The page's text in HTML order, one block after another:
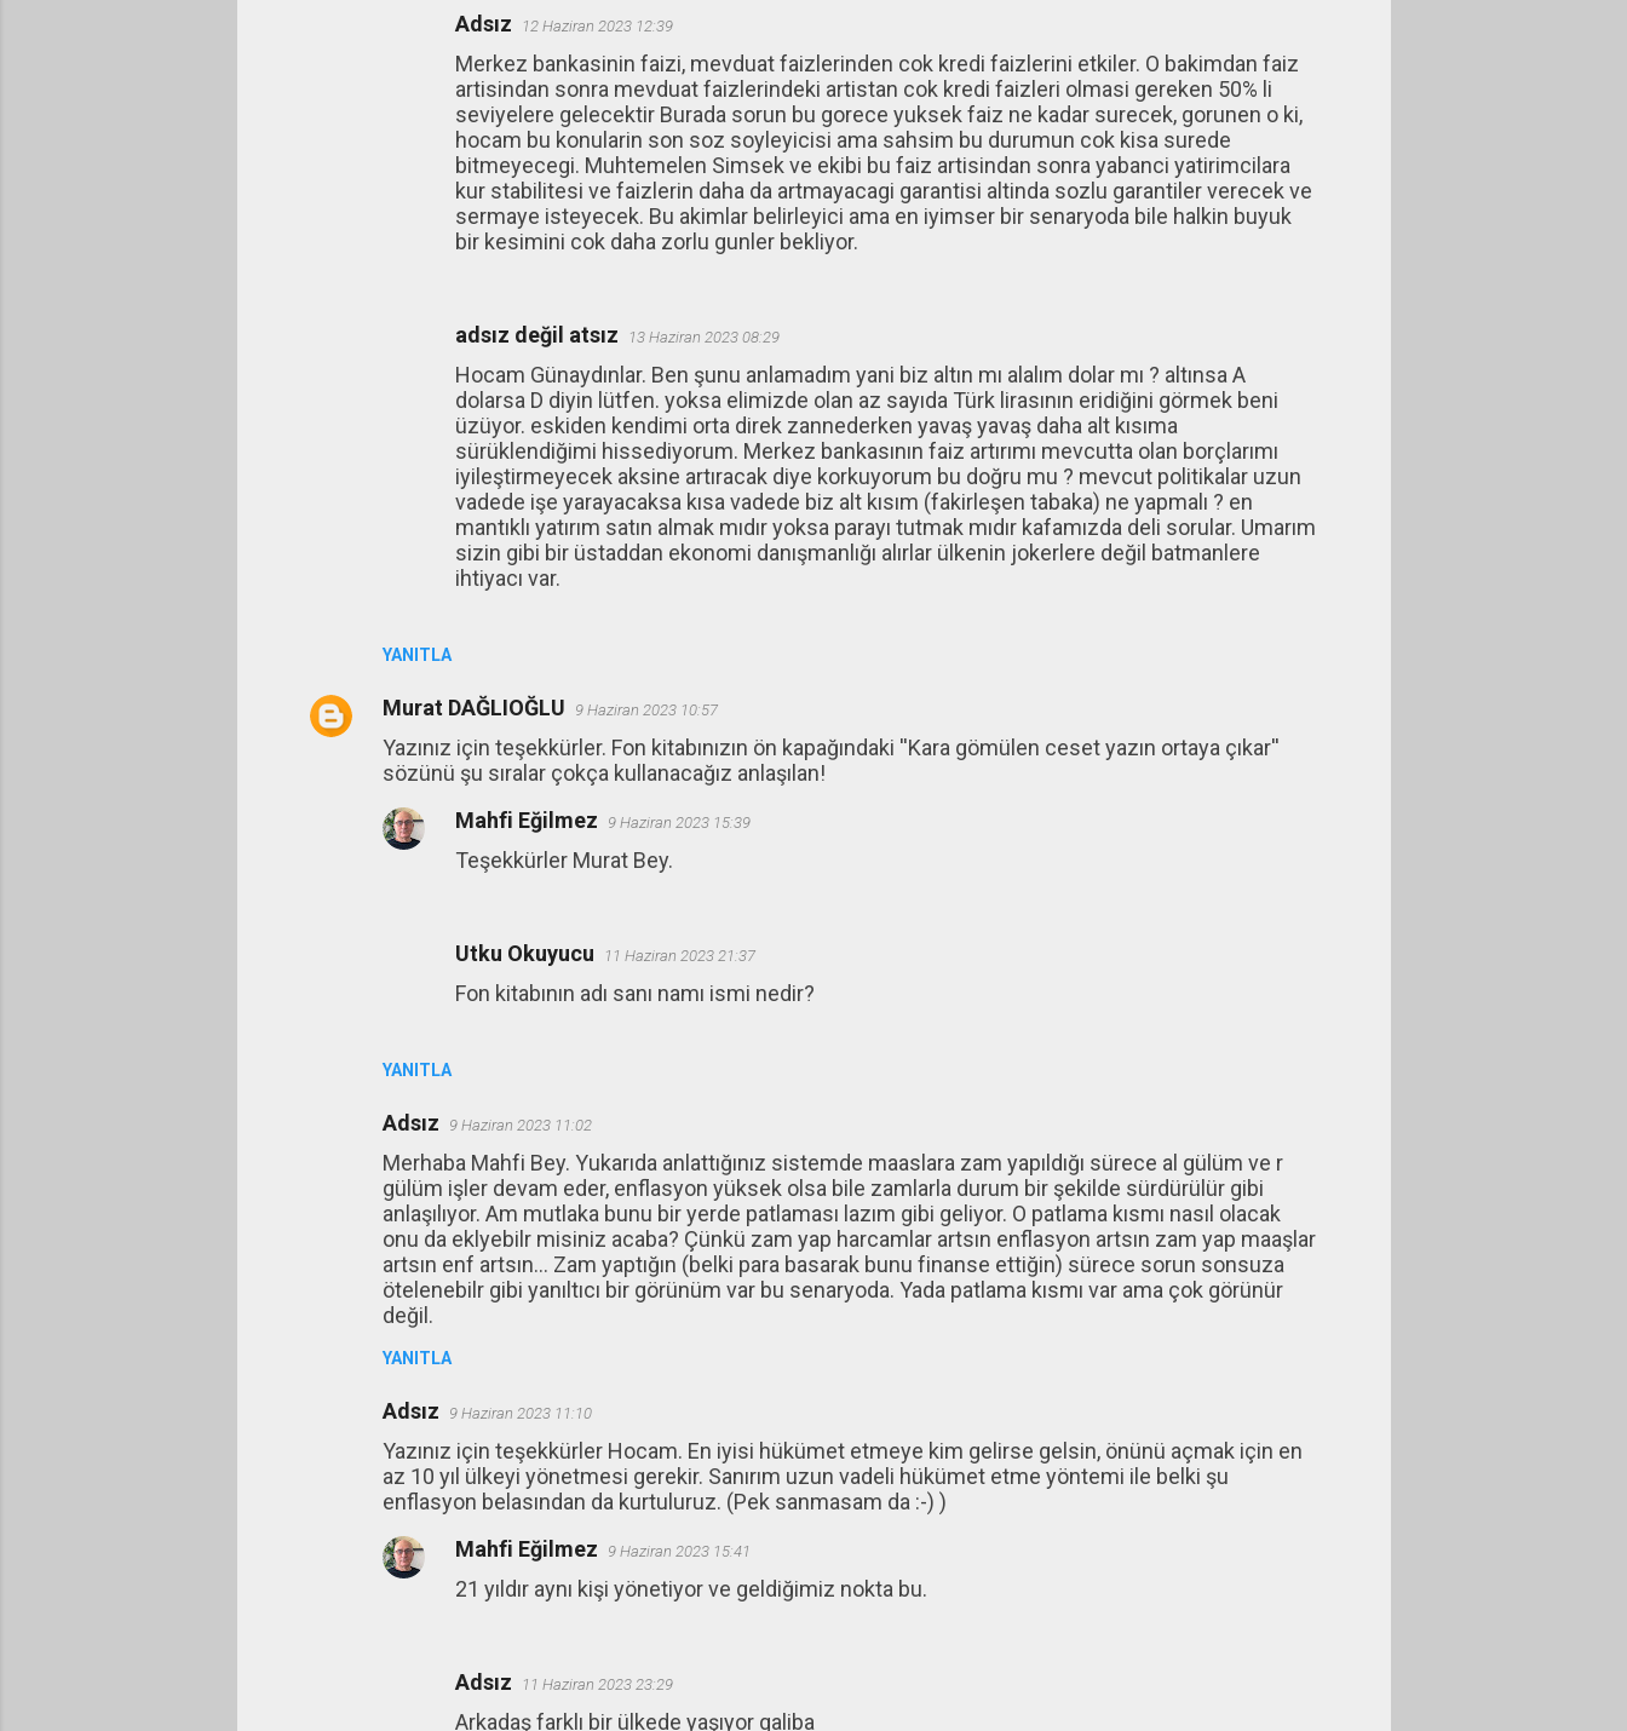
YANITLA
Adsız 12 Haziran 2023 12:39
Merkez bankasinin faizi, mevduat faizlerinden cok kredi faizlerini etkiler. O bakimdan faiz
artisindan sonra mevduat faizlerindeki artistan cok kredi faizleri olmasi gereken 50% li
seviyelere gelecektir Burada sorun bu gorece yuksek faiz ne kadar surecek, gorunen o ki,
hocam bu konularin son soz soyleyicisi ama sahsim bu durumun cok kisa surede
bitmeyecegi. Muhtemelen Simsek ve ekibi bu faiz artisindan sonra yabanci yatirimcilara
kur stabilitesi ve faizlerin daha da artmayacagi garantisi altinda sozlu garantiler verecek ve
sermaye isteyecek. Bu akimlar belirleyici ama en iyimser bir senaryoda bile halkin buyuk
bir kesimini cok daha zorlu gunler bekliyor.
adsız değil atsız 13 Haziran 2023 08:29
Hocam Günaydınlar. Ben şunu anlamadım yani biz altın mı alalım dolar mı ? altınsa A
dolarsa D diyin lütfen. yoksa elimizde olan az sayıda Türk lirasının eridiğini görmek beni
üzüyor. eskiden kendimi orta direk zannederken yavaş yavaş daha alt kısıma
sürüklendiğimi hissediyorum. Merkez bankasının faiz artırımı mevcutta olan borçlarımı
iyileştirmeyecek aksine artıracak diye korkuyorum bu doğru mu ? mevcut politikalar uzun
vadede işe yarayacaksa kısa vadede biz alt kısım (fakirleşen tabaka) ne yapmalı ? en
mantıklı yatırım satın almak mıdır yoksa parayı tutmak mıdır kafamızda deli sorular. Umarım
sizin gibi bir üstaddan ekonomi danışmanlığı alırlar ülkenin jokerlere değil batmanlere
ihtiyacı var.
Murat DAĞLIOĞLU 9 Haziran 2023 10:57
Yazınız için teşekkürler. Fon kitabınızın ön kapağındaki ''Kara gömülen ceset yazın ortaya çıkar''
sözünü şu sıralar çokça kullanacağız anlaşılan!
YANITLA
Mahfi Eğilmez 9 Haziran 2023 15:39
Teşekkürler Murat Bey.
Utku Okuyucu 11 Haziran 2023 21:37
Fon kitabının adı sanı namı ismi nedir?
Adsız 9 Haziran 2023 11:02
Merhaba Mahfi Bey. Yukarıda anlattığınız sistemde maaslara zam yapıldığı sürece al gülüm ve r
gülüm işler devam eder, enflasyon yüksek olsa bile zamlarla durum bir şekilde sürdürülür gibi
anlaşılıyor. Am mutlaka bunu bir yerde patlaması lazım gibi geliyor. O patlama kısmı nasıl olacak
onu da eklyebilr misiniz acaba? Çünkü zam yap harcamlar artsın enflasyon artsın zam yap maaşlar
artsın enf artsın... Zam yaptığın (belki para basarak bunu finanse ettiğin) sürece sorun sonsuza
ötelenebilr gibi yanıltıcı bir görünüm var bu senaryoda. Yada patlama kısmı var ama çok görünür
değil.
YANITLA
Adsız 9 Haziran 2023 11:10
Yazınız için teşekkürler Hocam. En iyisi hükümet etmeye kim gelirse gelsin, önünü açmak için en
az 10 yıl ülkeyi yönetmesi gerekir. Sanırım uzun vadeli hükümet etme yöntemi ile belki şu
enflasyon belasından da kurtuluruz. (Pek sanmasam da :-) )
Mahfi Eğilmez
9 Haziran 2023 15:41
21 yıldır aynı kişi yönetiyor ve geldiğimiz nokta bu.
Adsız 11 Haziran 2023 23:29
Arkadaş farklı bir ülkede yaşıyor galiba